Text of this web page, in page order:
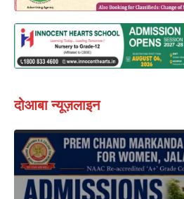
दोआबा न्यूज़लाइन